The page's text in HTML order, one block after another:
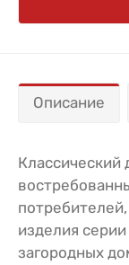
Описание
изделия
загородных